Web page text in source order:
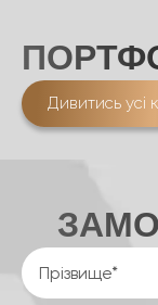
Дивитись усі